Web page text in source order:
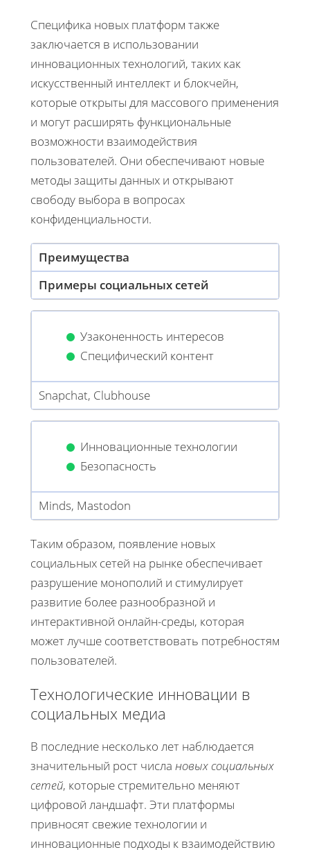
Специфика новых платформ также
заключается в использовании
инновационных технологий, таких как
искусственный интеллект и блокчейн,
которые открыты для массового применения
и могут расширять функциональные
возможности взаимодействия
пользователей. Они обеспечивают новые
методы защиты данных и открывают
свободу выбора в вопросах
конфиденциальности.
Преимущества
Примеры социальных сетей
Узаконенность интересов
Специфический контент
Snapchat, Clubhouse
Инновационные технологии
Безопасность
Minds, Mastodon
Таким образом, появление новых
социальных сетей на рынке обеспечивает
разрушение монополий и стимулирует
развитие более разнообразной и
интерактивной онлайн-среды, которая
может лучше соответствовать потребностям
пользователей.
Технологические инновации в
социальных медиа
В последние несколько лет наблюдается
значительный рост числа новых социальных
сетей, которые стремительно меняют
цифровой ландшафт. Эти платформы
привносят свежие технологии и
инновационные подходы к взаимодействию